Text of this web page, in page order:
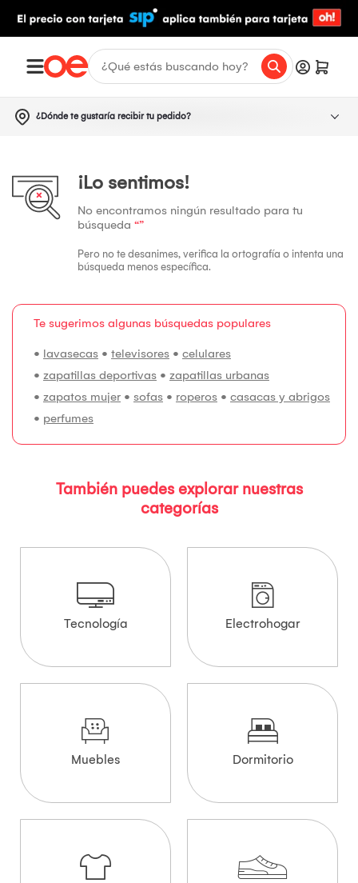
¿Dónde te gustaría recibir tu pedido?
¡Lo sentimos!
No encontramos ningún resultado para tu
búsqueda “”
Pero no te desanimes, verifica la ortografía o intenta una
búsqueda menos específica.
Te sugerimos algunas búsquedas populares
• lavasecas • televisores • celulares
• zapatillas deportivas • zapatillas urbanas
• zapatos mujer • sofas • roperos • casacas y abrigos
• perfumes
También puedes explorar nuestras
categorías
Tecnología Electrohogar
Muebles Dormitorio